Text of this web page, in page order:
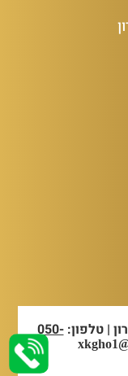
| טלפון:050-